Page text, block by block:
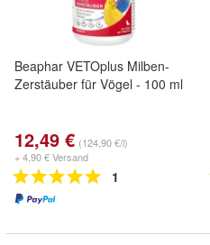
Beaphar VETOplus Milben-
Zerstäuber für Vögel - 100 ml
12,49 € (124,90 €/l)
+ 4,90 € Versand
1